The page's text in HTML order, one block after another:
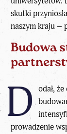
skutki
naszym kraju –
Budowa
D
odał,
prowadzenie